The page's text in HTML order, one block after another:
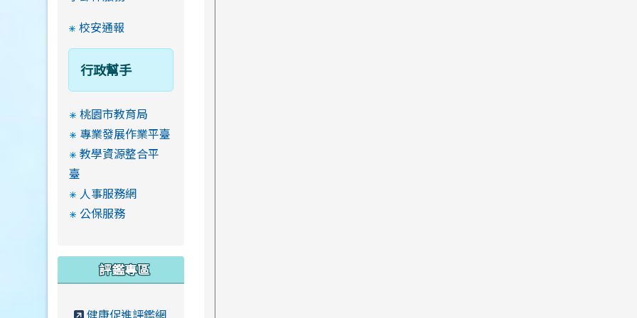
校安通報
行政幫手
桃園市教育局
專業發展作業平臺
教學資源整合平
臺
人事服務網
公保服務
評鑑專區
健康促進評鑑網